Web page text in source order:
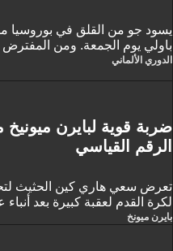
يسود جو من القلق في بوروسيا
عامًا.
الدوري الألماني
ضربة قوية لبايرن
الرقم القياسي
تعرض سعي هاري كين الحثيث
لكرة القدم لعقبة كبيرة بعد
بايرن ميونيخ المقبلة مع
بايرن ميونخ